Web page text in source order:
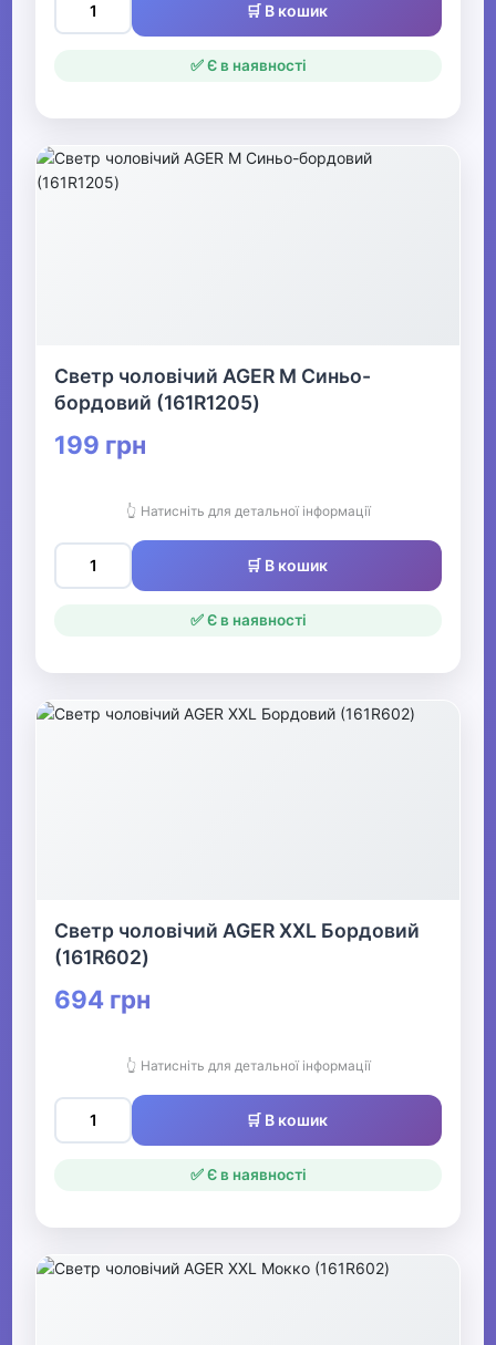
🛒 В кошик
✅ Є в наявності
Светр чоловічий AGER M Синьо-
бордовий (161R1205)
199 грн
👆 Натисніть для детальної інформації
🛒 В кошик
✅ Є в наявності
Светр чоловічий AGER XXL Бордовий
(161R602)
694 грн
👆 Натисніть для детальної інформації
🛒 В кошик
✅ Є в наявності